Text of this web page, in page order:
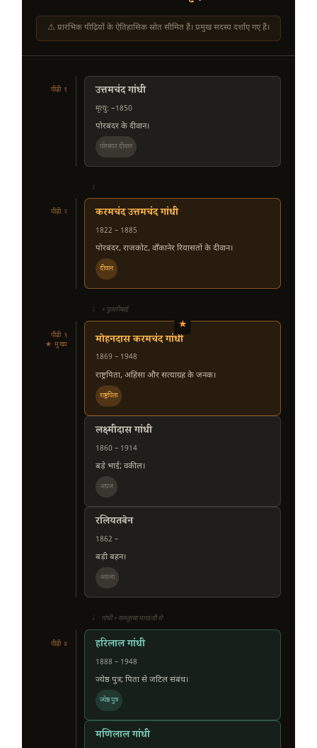
⚠ प्रारंभिक पीढ़ियों के ऐतिहासिक स्रोत सीमित हैं। प्रमुख सदस्य दर्शाए गए हैं।
पीढ़ी १ उत्तमचंद गांधी
मृत्यु: ~1850
पोरबंदर के दीवान।
पोरबंदर दीवान
↓
पीढ़ी २ करमचंद उत्तमचंद गांधी
1822 – 1885
पोरबंदर, राजकोट, वाँकानेर रियासतों के दीवान।
दीवान
↓ + पुतलीबाई
पीढ़ी ३
★ मुख्य
★
मोहनदास करमचंद गांधी
1869 – 1948
राष्ट्रपिता, अहिंसा और सत्याग्रह के जनक।
राष्ट्रपिता
लक्ष्मीदास गांधी
1860 – 1914
बड़े भाई; वकील।
अग्रज
रलियतबेन
1862 –
बड़ी बहन।
अग्रजा
↓ गांधी + कस्तूरबा माखंजी से
पीढ़ी ४ हरिलाल गांधी
1888 – 1948
ज्येष्ठ पुत्र; पिता से जटिल संबंध।
ज्येष्ठ पुत्र
मणिलाल गांधी